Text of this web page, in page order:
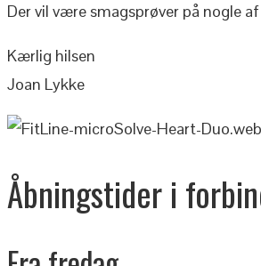
Der vil være smagsprøver på nogle
Kærlig hilsen
Joan Lykke
Åbningstider i